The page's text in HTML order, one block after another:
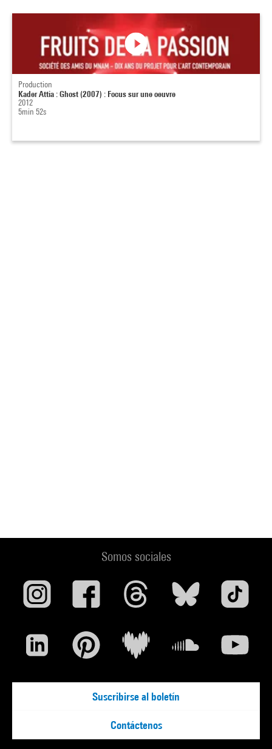
Production
Kader Attia : Ghost (2007) : Focus sur une oeuvre
2012
5min 52s
Somos sociales
Suscribirse al boletín
Contáctenos